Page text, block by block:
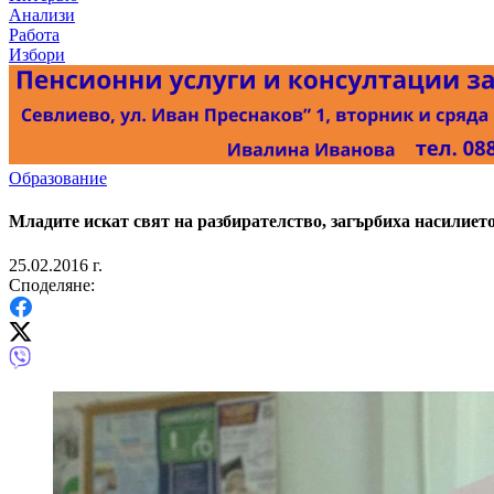
Анализи
Работа
Избори
Образование
Младите искат свят на разбирателство, загърбиха
25.02.2016 г.
Споделяне: